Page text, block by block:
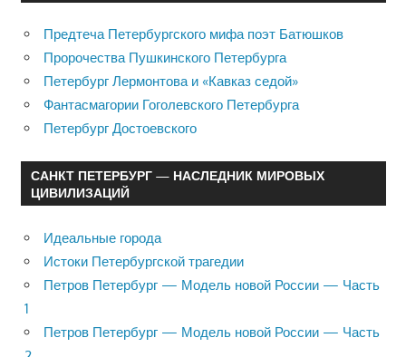
Предтеча Петербургского мифа поэт Батюшков
Пророчества Пушкинского Петербурга
Петербург Лермонтова и «Кавказ седой»
Фантасмагории Гоголевского Петербурга
Петербург Достоевского
САНКТ ПЕТЕРБУРГ — НАСЛЕДНИК МИРОВЫХ
ЦИВИЛИЗАЦИЙ
Идеальные города
Истоки Петербургской трагедии
Петров Петербург — Модель новой России — Часть
1
Петров Петербург — Модель новой России — Часть